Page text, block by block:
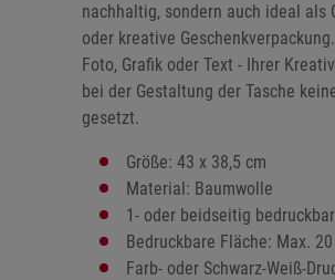
nachhaltig, sondern auch ideal als
oder kreative
Foto, Grafik oder Text - Ihrer
bei der Gestaltung der Tasche
gesetzt.
Größe: 43 x 38,5 cm
Material: Baumwolle
1- oder beidseitig bedruckbar
Bedruckbare Fläche: Max.
Farb- oder Schwarz-Weiß-